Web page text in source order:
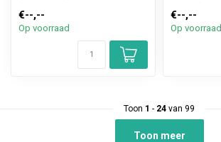
€--,--
Op voorraad
€--,--
Op voorraad
Toon 1 - 24 van 99
Toon meer